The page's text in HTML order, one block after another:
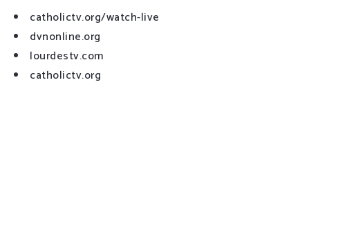
catholictv.org/watch-live
dvnonline.org
lourdestv.com
catholictv.org